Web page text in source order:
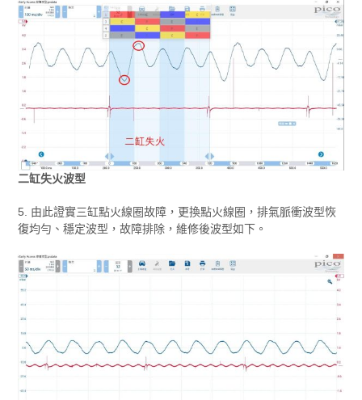
二缸失火波型
5. 由此證實三缸點火線圈故障，更換點火線圈，排氣脈衝波型恢
復均勻、穩定波型，故障排除，維修後波型如下。